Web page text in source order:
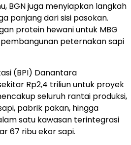
BGN juga menyiapkan langkah
panjang dari sisi pasokan.
protein hewani untuk MBG
peternakan sapi
(BPI) Danantara
Rp2,4 triliun untuk proyek
seluruh rantai produksi,
pabrik pakan, hingga
satu kawasan terintegrasi
67 ribu ekor sapi.